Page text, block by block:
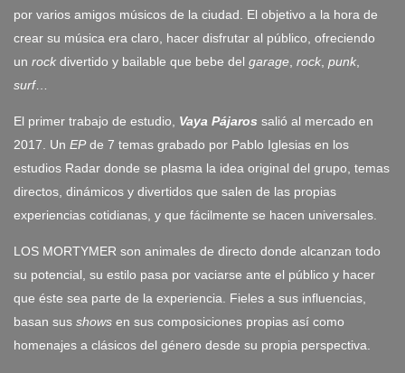
por varios amigos músicos de la ciudad. El objetivo a la hora de
crear su música era claro, hacer disfrutar al público, ofreciendo
un rock divertido y bailable que bebe del garage, rock, punk,
surf…
El primer trabajo de estudio, Vaya Pájaros salió al mercado en
2017. Un EPde 7 temas grabado por Pablo Iglesias en los
estudios Radar donde se plasma la idea original del grupo, temas
directos, dinámicos y divertidos que salen de las propias
experiencias cotidianas, y que fácilmente se hacen universales.
LOS MORTYMER son animales de directo donde alcanzan todo
su potencial, su estilo pasa por vaciarse ante el público y hacer
que éste sea parte de la experiencia. Fieles a sus influencias,
basan sus shows en sus composiciones propias así como
homenajes a clásicos del género desde su propia perspectiva.